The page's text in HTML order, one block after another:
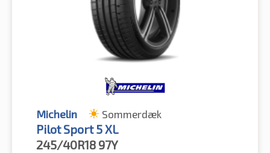
Michelin Sommerdæk
Pilot Sport 5 XL
245/40R18 97Y